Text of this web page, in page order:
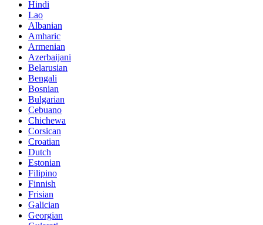
Hindi
Lao
Albanian
Amharic
Armenian
Azerbaijani
Belarusian
Bengali
Bosnian
Bulgarian
Cebuano
Chichewa
Corsican
Croatian
Dutch
Estonian
Filipino
Finnish
Frisian
Galician
Georgian